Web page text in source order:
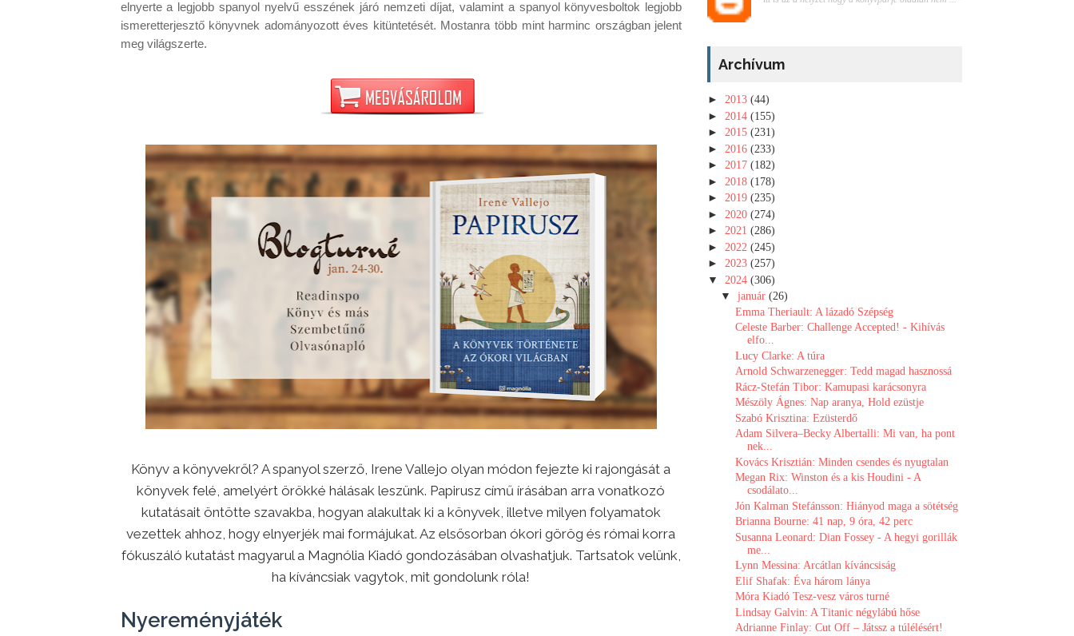
elnyerte a legjobb spanyol nyelvű esszének járó nemzeti díjat, valamint a spanyol könyvesboltok legjobb
ismeretterjesztő könyvnek adományozott éves kitüntetését. Mostanra több mint harminc országban jelent
meg világszerte.
Könyv a könyvekről? A spanyol szerző, Irene Vallejo olyan módon fejezte ki rajongását a
könyvek felé, amelyért örökké hálásak leszünk. Papirusz című írásában arra vonatkozó
kutatásait öntötte szavakba, hogyan alakultak ki a könyvek, illetve milyen folyamatok
vezettek ahhoz, hogy elnyerjék mai formájukat. Az elsősorban ókori görög és római korra
fókuszáló kutatást magyarul a Magnólia Kiadó gondozásában olvashatjuk. Tartsatok velünk,
ha kíváncsiak vagytok, mit gondolunk róla!
Nyereményjáték
Archívum
► 2013 (44)
► 2014 (155)
► 2015 (231)
► 2016 (233)
► 2017 (182)
► 2018 (178)
► 2019 (235)
► 2020 (274)
► 2021 (286)
► 2022 (245)
► 2023 (257)
▼ 2024 (306)
▼ január(26)
Emma Theriault: A lázadó Szépség
Celeste Barber: Challenge Accepted! - Kihívás
elfo...
Lucy Clarke: A túra
Arnold Schwarzenegger: Tedd magad hasznossá
Rácz-Stefán Tibor: Kamupasi karácsonyra
Mészöly Ágnes: Nap ​aranya, Hold ezüstje
Szabó Krisztina: Ezüsterdő
Adam Silvera–Becky Albertalli: Mi van, ha pont
nek...
Kovács Krisztián: Minden ​csendes és nyugtalan
Megan Rix: Winston ​és a kis Houdini - A
csodálato...
Jón Kalman Stefánsson: Hiányod ​maga a sötétség
Brianna Bourne: 41 ​nap, 9 óra, 42 perc
Susanna Leonard: Dian Fossey - A hegyi gorillák
me...
Lynn Messina: Arcátlan kíváncsiság
Elif Shafak: Éva három lánya
Móra Kiadó Tesz-vesz város turné
Lindsay Galvin: A Titanic négylábú hőse
Adrianne Finlay: Cut ​Off – Játssz a túlélésért!